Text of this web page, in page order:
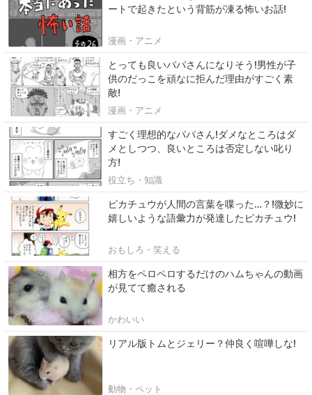
ートで起きたという背筋が凍る怖いお話!
漫画・アニメ
とっても良いパパさんになりそう!男性が子
供のだっこを頑なに拒んだ理由がすごく素
敵!
漫画・アニメ
すごく理想的なパパさん!ダメなところはダ
メとしつつ、良いところは否定しない叱り
方!
役立ち・知識
ピカチュウが人間の言葉を喋った…？!微妙に
嬉しいような語彙力が発達したピカチュウ!
おもしろ・笑える
相方をペロペロするだけのハムちゃんの動画
が見てて癒される
かわいい
リアル版トムとジェリー？仲良く喧嘩しな!
動物・ペット